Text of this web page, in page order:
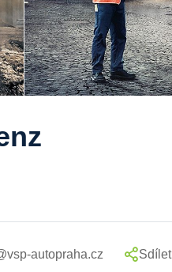
autopraha.cz Sdílet